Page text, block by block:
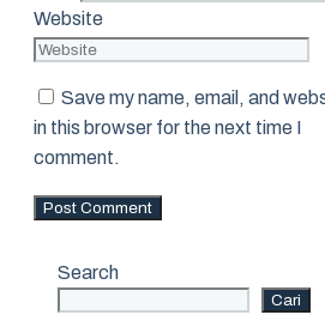
Website
Save my name, email, and
in this browser for the next time I
comment.
Search
Cari